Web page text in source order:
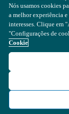
Nós usamos cookies
a melhor experiência e
interesses. Clique em
"Configurações de
Cookie